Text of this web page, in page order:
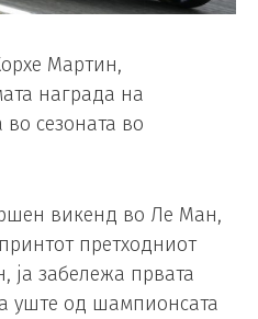
Мартин,
награда на
во сезоната во
викенд во Ле Ман,
претходниот
забележа првата
уште од шампионсата